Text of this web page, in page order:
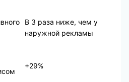
В 3 раза ниже, чем у
наружной рекламы
+29%